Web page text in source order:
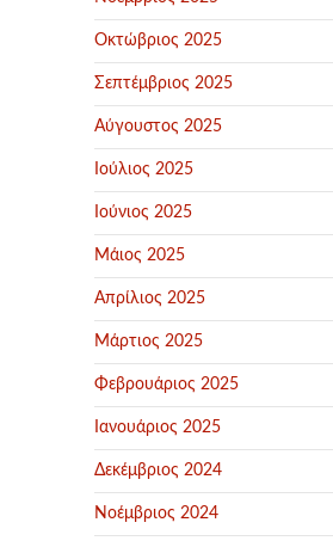
Οκτώβριος 2025
Σεπτέμβριος 2025
Αύγουστος 2025
Ιούλιος 2025
Ιούνιος 2025
Μάιος 2025
Απρίλιος 2025
Μάρτιος 2025
Φεβρουάριος 2025
Ιανουάριος 2025
Δεκέμβριος 2024
Νοέμβριος 2024